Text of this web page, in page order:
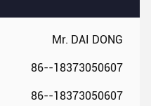
Mr. DAI DONG
86--18373050607
86--18373050607